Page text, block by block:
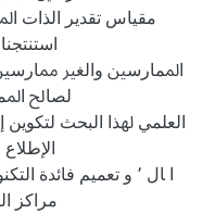
ﻣﻘﻴﺎس ﺗﻘﺪﻳﺮ اﻟﺬات
اﳌﻤﺎرﺳﲔ واﻟﻐﲑ ﳑﺎرﺳﲔ
ﻟﺼﺎﱀ
اﻟﻌﻠﻤﻲ ﳍﺬا اﻟﺒﺤﺚ
اﻹﻃﻼع
ا ﺎل ٬ و ﺗﻌﻤﻴﻢ
ﻣﺮاﻛﺰ